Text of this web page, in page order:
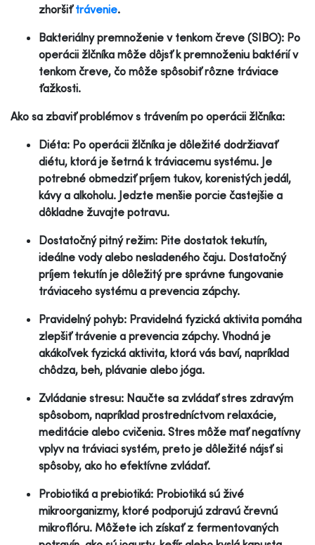
zhoršiťtrávenie.
Bakteriálny premnoženie v tenkom čreve (SIBO): Po
operácii žlčníka môže dôjsť k premnoženiu baktérií v
tenkom čreve, čo môže spôsobiť rôzne tráviace
ťažkosti.
Ako sa zbaviť problémov s trávením po operácii žlčníka:
Diéta: Po operácii žlčníka je dôležité dodržiavať
diétu, ktorá je šetrná k tráviacemu systému. Je
potrebné obmedziť príjem tukov, korenistých jedál,
kávy a alkoholu. Jedzte menšie porcie častejšie a
dôkladne žuvajte potravu.
Dostatočný pitný režim: Pite dostatok tekutín,
ideálne vody alebo nesladeného čaju. Dostatočný
príjem tekutín je dôležitý pre správne fungovanie
tráviaceho systému a prevencia zápchy.
Pravidelný pohyb: Pravidelná fyzická aktivita pomáha
zlepšiť trávenie a prevencia zápchy. Vhodná je
akákoľvek fyzická aktivita, ktorá vás baví, napríklad
chôdza, beh, plávanie alebo jóga.
Zvládanie stresu: Naučte sa zvládať stres zdravým
spôsobom, napríklad prostredníctvom relaxácie,
meditácie alebo cvičenia. Stres môže mať negatívny
vplyv na tráviaci systém, preto je dôležité nájsť si
spôsoby, ako ho efektívne zvládať.
Probiotiká a prebiotiká: Probiotiká sú živé
mikroorganizmy, ktoré podporujú zdravú črevnú
mikroflóru. Môžete ich získať z fermentovaných